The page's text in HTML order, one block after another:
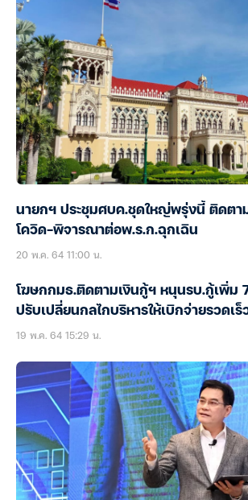
นายกฯ ประชุมศบค.ชุดใหญ่พรุ่งนี้ ติดตา
โควิด-พิจารณาต่อพ.ร.ก.ฉุกเฉิน
20 พ.ค. 64 11:00 น.
โฆษกกมธ.ติดตามเงินกู้ฯ หนุนรบ.กู้เพิ่ม
ปรับเปลี่ยนกลไกบริหารให้เบิกจ่ายรวดเร็
19 พ.ค. 64 15:29 น.